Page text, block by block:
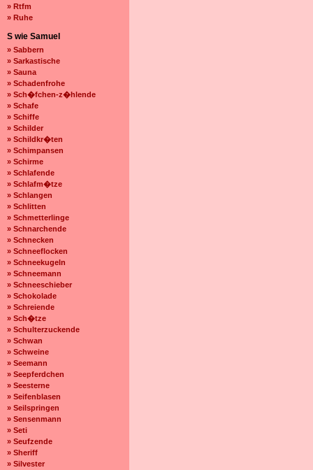
» Rtfm
» Ruhe
S wie Samuel
» Sabbern
» Sarkastische
» Sauna
» Schadenfrohe
» Sch�fchen-z�hlende
» Schafe
» Schiffe
» Schilder
» Schildkr�ten
» Schimpansen
» Schirme
» Schlafende
» Schlafm�tze
» Schlangen
» Schlitten
» Schmetterlinge
» Schnarchende
» Schnecken
» Schneeflocken
» Schneekugeln
» Schneemann
» Schneeschieber
» Schokolade
» Schreiende
» Sch�tze
» Schulterzuckende
» Schwan
» Schweine
» Seemann
» Seepferdchen
» Seesterne
» Seifenblasen
» Seilspringen
» Sensenmann
» Seti
» Seufzende
» Sheriff
» Silvester